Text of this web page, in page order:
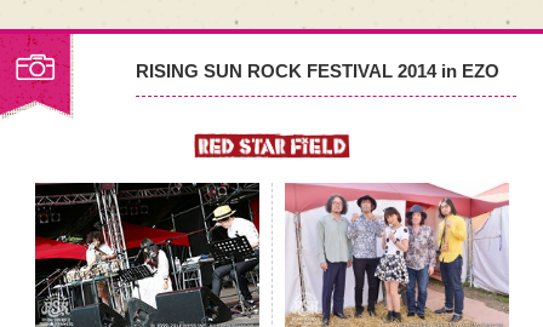
RISING SUN ROCK FESTIVAL 2014 in EZO
PHOTO